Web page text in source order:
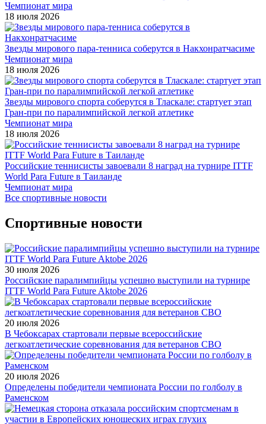
Чемпионат мира
18 июля 2026
Звезды мирового пара-тенниса соберутся в Накхонратчасиме
Чемпионат мира
18 июля 2026
Звезды мирового спорта соберутся в Тласкале: стартует этап
Гран-при по паралимпийской легкой атлетике
Чемпионат мира
18 июля 2026
Российские теннисисты завоевали 8 наград на турнире ITTF
World Para Future в Таиланде
Чемпионат мира
Все спортивные новости
Спортивные новости
30 июля 2026
Российские паралимпийцы успешно выступили на турнире
ITTF World Para Future Aktobe 2026
20 июля 2026
В Чебоксарах стартовали первые всероссийские
легкоатлетические соревнования для ветеранов СВО
20 июля 2026
Определены победители чемпионата России по голболу в
Раменском